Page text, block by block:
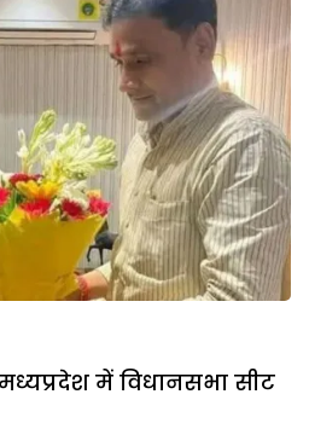
में विधानसभा सीट